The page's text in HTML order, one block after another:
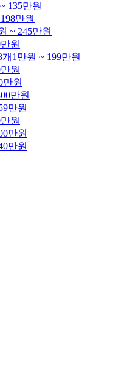
135만원
만원
~ 245만원
원
1만원 ~ 199만원
원
만원
만원
만원
원
만원
만원